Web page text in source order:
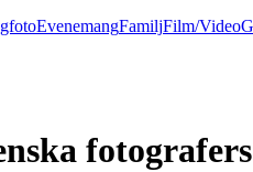
EvenemangFamiljFilm/Video